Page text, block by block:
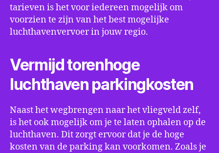
tarieven is het voor iedereen mogelijk om
voorzien te zijn van het best mogelijke
luchthavenvervoer in jouw regio.
Vermijd torenhoge
luchthaven parkingkosten
Naast het wegbrengen naar het vliegveld zelf,
is het ook mogelijk om je te laten ophalen op de
luchthaven. Dit zorgt ervoor dat je de hoge
kosten van de parking kan voorkomen. Zoals je